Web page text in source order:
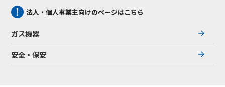
法人・個人事業主向けのページはこちら
ガス機器
安全・保安